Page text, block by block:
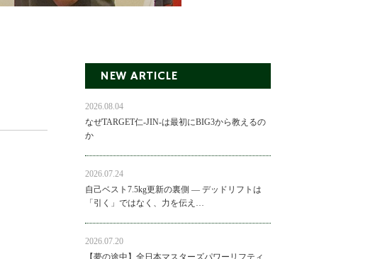
NEW ARTICLE
2026.08.04
なぜTARGET仁-JIN-は最初にBIG3から教えるの
か
2026.07.24
自己ベスト7.5kg更新の裏側 ― デッドリフトは
「引く」ではなく、力を伝え…
2026.07.20
【夢の途中】全日本マスターズパワーリフティ